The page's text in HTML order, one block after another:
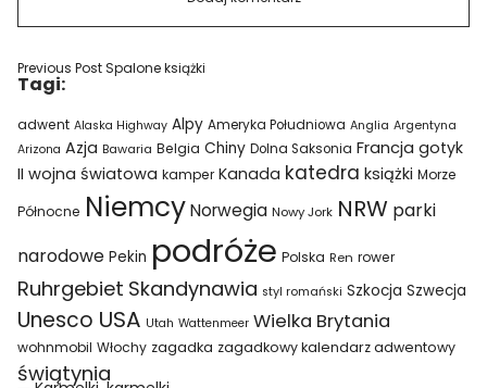
Previous PostSpalone książki
Tagi:
adwent Alaska Highway Alpy Ameryka Południowa Anglia Argentyna
Arizona Azja Bawaria Belgia Chiny Dolna Saksonia Francja gotyk
II wojna światowa kamper Kanada katedra książki Morze
Północne Niemcy Norwegia Nowy Jork NRW parki
narodowe Pekin podróże Polska Ren rower
Ruhrgebiet Skandynawia styl romański Szkocja Szwecja
Unesco USA Utah Wattenmeer Wielka Brytania
wohnmobil Włochy zagadka zagadkowy kalendarz adwentowy
świątynia